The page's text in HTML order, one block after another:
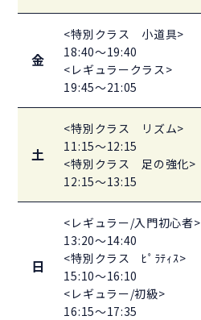
金
<特別クラス 小道具>
18:40～19:40
<レギュラークラス>
19:45～21:05
土
<特別クラス リズム>
11:15～12:15
<特別クラス 足の強化>
12:15～13:15
日
<レギュラー/入門初心者>
13:20～14:40
<特別クラス ﾋﾟﾗﾃｨｽ>
15:10～16:10
<レギュラー/初級>
16:15～17:35